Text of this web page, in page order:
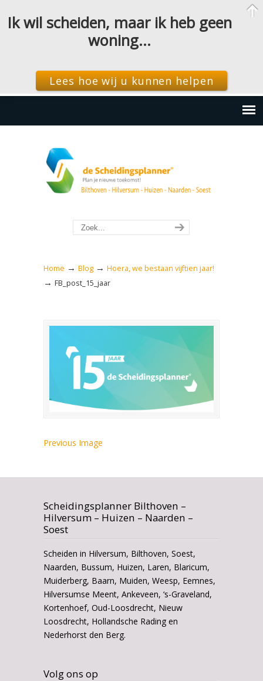
Home → Blog → Hoera, we bestaan vijftien jaar!
→ FB_post_15_jaar
Previous Image
Scheidingsplanner Bilthoven –
Hilversum – Huizen – Naarden –
Soest
Scheiden in Hilversum, Bilthoven, Soest,
Naarden, Bussum, Huizen, Laren, Blaricum,
Muiderberg, Baarn, Muiden, Weesp, Eemnes,
Hilversumse Meent, Ankeveen, ‘s-Graveland,
Kortenhoef, Oud-Loosdrecht, Nieuw
Loosdrecht, Hollandsche Rading en
Nederhorst den Berg.
Volg ons op
Ik wil scheiden, maar ik heb geen
woning…
Lees hoe wij u kunnen helpen